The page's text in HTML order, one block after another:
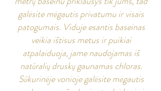
galėsite mėgautis privatumu ir visais
patogumais. Viduje esantis baseinas
veikia ištisus metus ir puikiai
atpalaiduoja, jame naudojamas iš
natūralių druskų gaunamas chloras.
Sūkurinėje vonioje galėsite mėgautis